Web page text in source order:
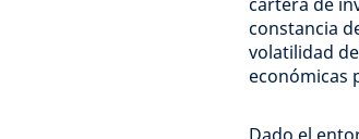
constancia
volatilidad
económicas